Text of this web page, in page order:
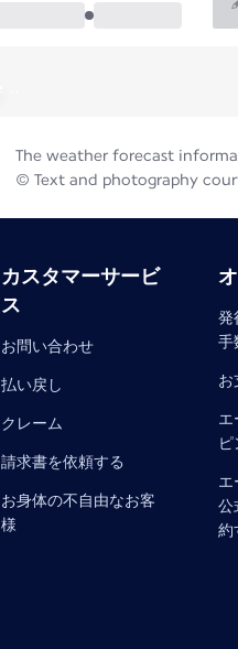
The weather forecast
© Text and photography
カスタマーサービ
ス
お問い合わせ
払い戻し
クレーム
請求書を依頼する
お身体の不自由なお客
様
発
手
お
エ
ピ
エ
公
約